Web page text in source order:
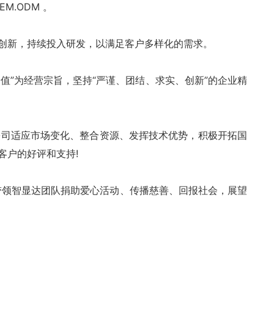
。
，持续投入研发，以满足客户多样化的需求。
”为经营宗旨，坚持“严谨、团结、求实、创新”的企业精
适应市场变化、整合资源、发挥技术优势，积极开拓国
户的好评和支持!
智显达团队捐助爱心活动、传播慈善、回报社会，展望